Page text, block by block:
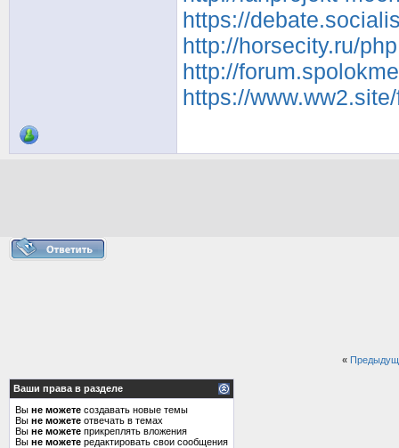
https://
http://horsecity.ru/
http://
https://
«
Ваши права в разделе
Вы не можете создавать новые темы
Вы не можете отвечать в темах
Вы не можете прикреплять вложения
Вы не можете редактировать свои сообщения